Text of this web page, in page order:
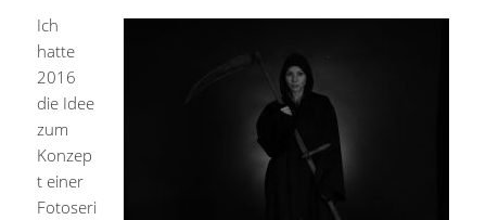
Ich
hatte
2016
die Idee
zum
Konzep
t einer
Fotoseri